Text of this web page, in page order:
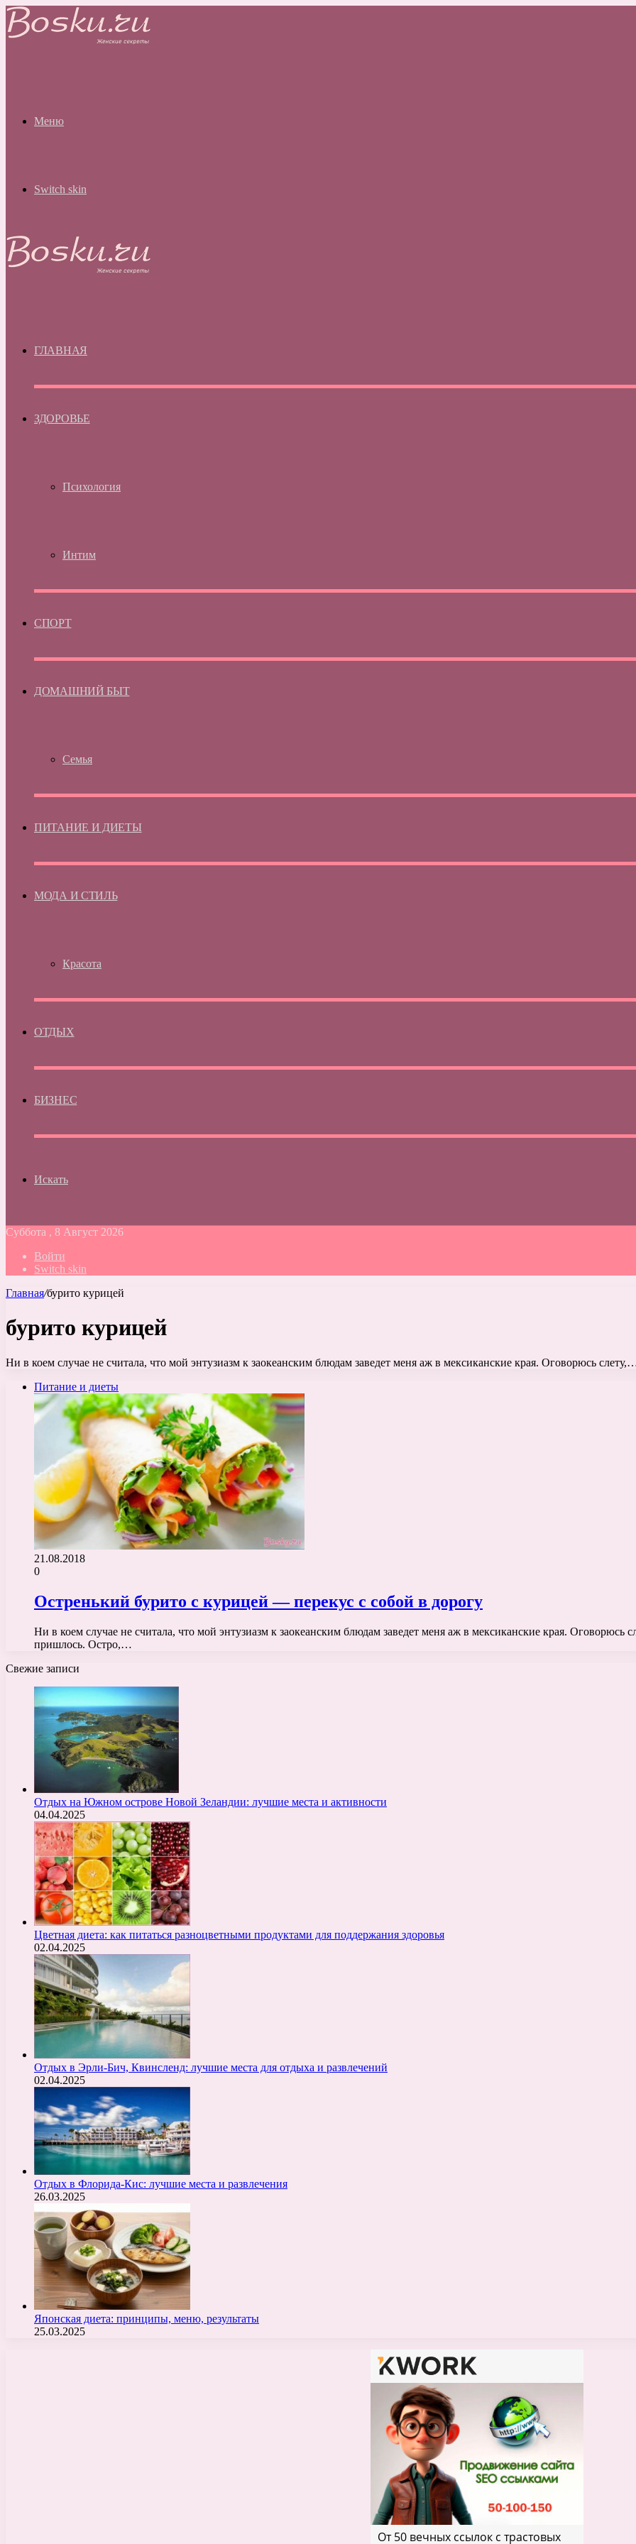
Меню
Switch skin
ГЛАВНАЯ
ЗДОРОВЬЕ
Психология
Интим
СПОРТ
ДОМАШНИЙ БЫТ
Семья
ПИТАНИЕ И ДИЕТЫ
МОДА И СТИЛЬ
Красота
ОТДЫХ
БИЗНЕС
Искать
Суббота , 8 Август 2026
Войти
Switch skin
Главная/бурито курицей
бурито курицей
Ни в коем случае не считала, что мой энтузиазм к заокеанским блюдам заведет меня аж в мексиканские края. Оговорюсь
Питание и диеты
21.08.2018
0
Остренький бурито с курицей — перекус с собой в дорогу
Ни в коем случае не считала, что мой энтузиазм к заокеанским блюдам заведет меня аж в мексиканские края.
пришлось. Остро,…
Свежие записи
Отдых на Южном острове Новой Зеландии: лучшие места и активности
04.04.2025
Цветная диета: как питаться разноцветными продуктами для поддержания здоровья
02.04.2025
Отдых в Эрли-Бич, Квинсленд: лучшие места для отдыха и развлечений
02.04.2025
Отдых в Флорида-Кис: лучшие места и развлечения
26.03.2025
Японская диета: принципы, меню, результаты
25.03.2025